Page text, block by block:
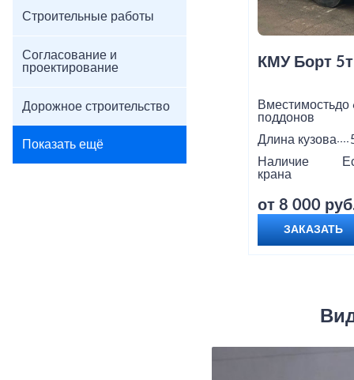
Строительные работы
Согласование и
проектирование
Дорожное строительство
Показать ещё
КМУ Борт 5т
Вместимость
поддонов
до
Длина кузова
Наличие
крана
от 8 000
ЗАКАЗАТЬ